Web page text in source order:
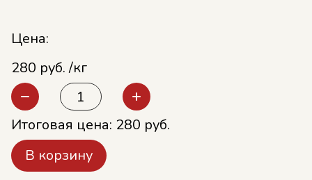
Цена:
280 руб. /кг
Итоговая цена: 280 руб.
В корзину